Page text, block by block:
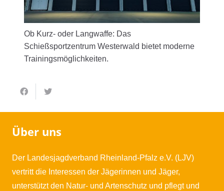
Ob Kurz- oder Langwaffe: Das
Schießsportzentrum Westerwald bietet moderne
Trainingsmöglichkeiten.
Über uns
Der Landesjagdverband Rheinland-Pfalz e.V. (LJV)
vertritt die Interessen der Jägerinnen und Jäger,
unterstützt den Natur- und Artenschutz und pflegt und